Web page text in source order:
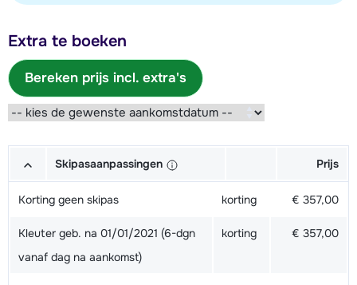
Extra te boeken
Bereken prijs incl. extra's
Skipasaanpassingen Prijs
Korting geen skipas korting € 357,00
Kleuter geb. na 01/01/2021 (6-dgn
vanaf dag na aankomst)
korting € 357,00